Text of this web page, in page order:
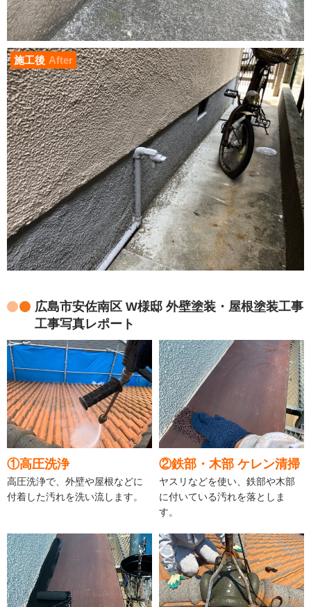
施工後 After
広島市安佐南区 W様邸 外壁塗装・屋根塗装工事
工事写真レポート
①高圧洗浄
高圧洗浄で、外壁や屋根などに
付着した汚れを洗い流します。
②鉄部・木部 ケレン清掃
ヤスリなどを使い、鉄部や木部
に付いている汚れを落としま
す。